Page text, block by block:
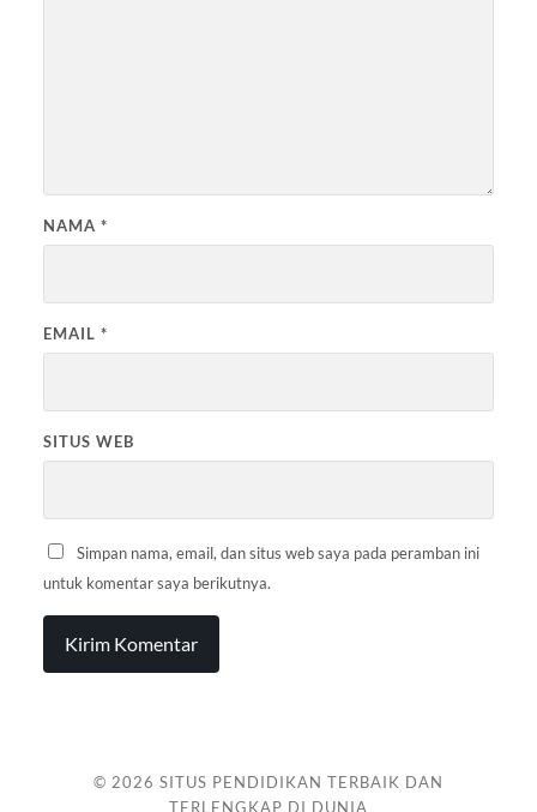
NAMA *
EMAIL *
SITUS WEB
Simpan nama, email, dan situs web saya pada peramban ini
untuk komentar saya berikutnya.
© 2026 SITUS PENDIDIKAN TERBAIK DAN
TERLENGKAP DI DUNIA